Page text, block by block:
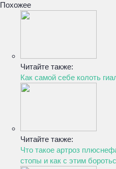
Похожее
Читайте также:
Как самой себе колоть
Читайте также:
Что такое артроз
стопы и как с этим